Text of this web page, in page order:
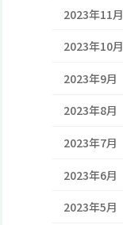
2023年11月
2023年10月
2023年9月
2023年8月
2023年7月
2023年6月
2023年5月